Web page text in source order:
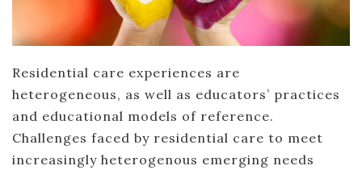
Residential care experiences are
heterogeneous, as well as educators’ practices
and educational models of reference.
Challenges faced by residential care to meet
increasingly heterogenous emerging needs